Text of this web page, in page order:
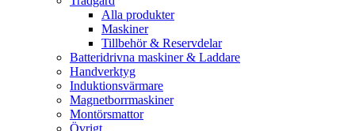
Alla produkter
Maskiner
Tillbehör & Reservdelar
Batteridrivna maskiner & Laddare
Handverktyg
Induktionsvärmare
Magnetborrmaskiner
Montörsmattor
Övrigt